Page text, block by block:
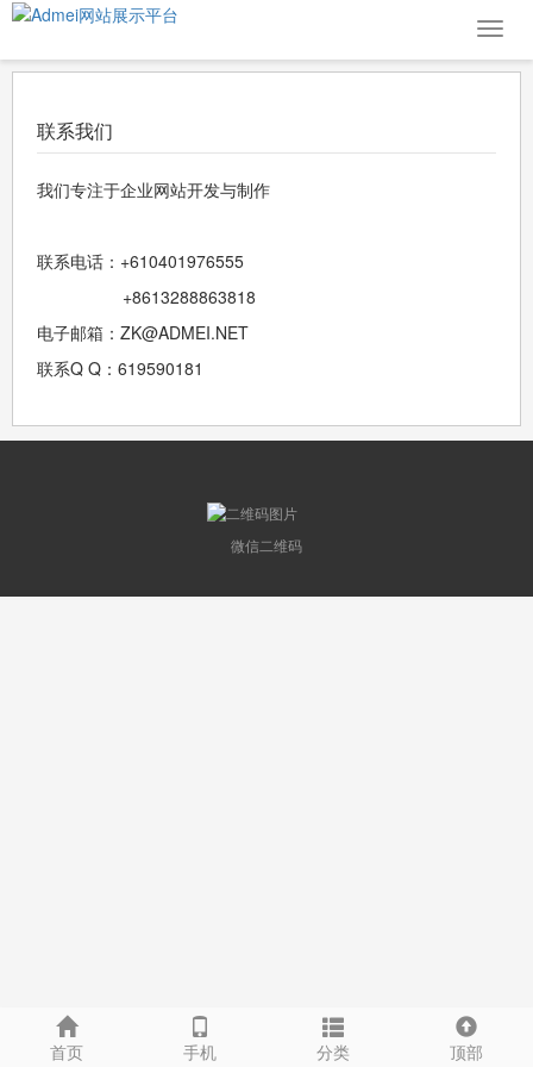
导
航
菜
联系我们
我们专注于企业网站开发与制作
联系电话：+610401976555
+8613288863818
电子邮箱：ZK@ADMEI.NET
联系Q Q：619590181
首页 手机 分类 顶部
微信二维码